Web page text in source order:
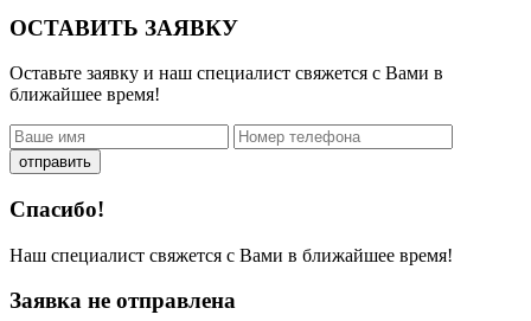
ОСТАВИТЬ ЗАЯВКУ
Оставьте заявку и наш специалист свяжется с Вами в
ближайшее время!
отправить
Спасибо!
Наш специалист свяжется с Вами в ближайшее время!
Заявка не отправлена